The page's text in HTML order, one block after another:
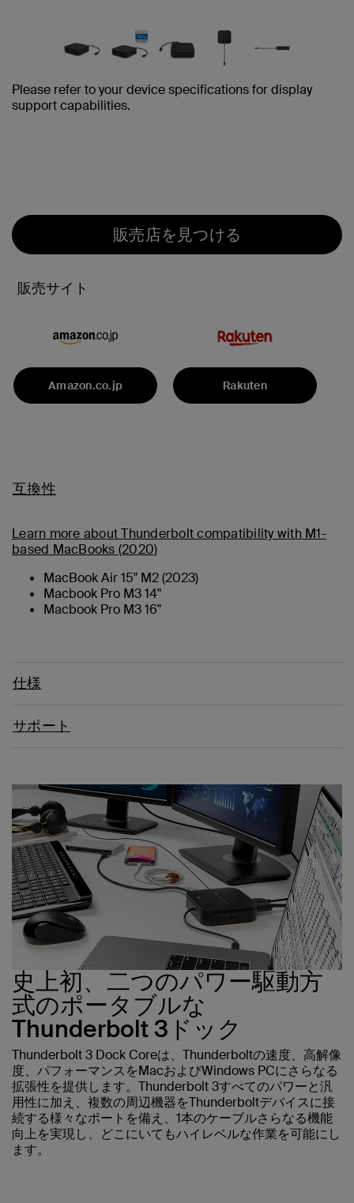
Please refer to your device specifications for display
support capabilities.
販売店を見つける
販売サイト
Amazon.co.jp Rakuten
互換性
Learn more about Thunderbolt compatibility with M1-
based MacBooks (2020)
MacBook Air 15" M2 (2023)
Macbook Pro M3 14"
Macbook Pro M3 16"
仕様
サポート
史上初、二つのパワー駆動方
式のポータブルな
Thunderbolt 3ドック
Thunderbolt 3 Dock Coreは、Thunderboltの速度、高解像
度、パフォーマンスをMacおよびWindows PCにさらなる
拡張性を提供します。Thunderbolt 3すべてのパワーと汎
用性に加え、複数の周辺機器をThunderboltデバイスに接
続する様々なポートを備え、1本のケーブルさらなる機能
向上を実現し、どこにいてもハイレベルな作業を可能にし
ます。